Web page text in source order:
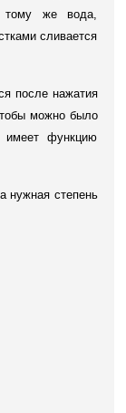
тому же вода,
сливается
после нажатия
можно было
имеет функцию
нужная степень